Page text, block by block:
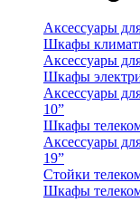
Аксессуары
Шкафы
Аксессуары
Шкафы
Аксессуары
10”
Шкафы
Аксессуары
19”
Стойки
Шкафы